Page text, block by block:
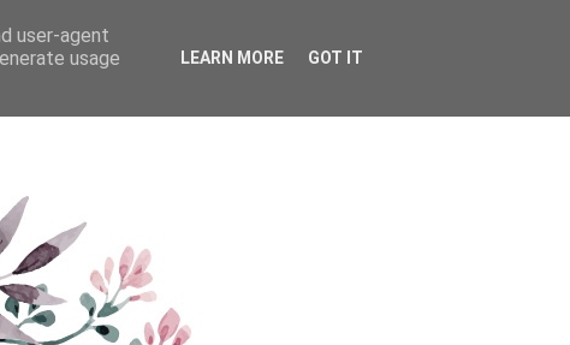
user-agent
usage
LEARN MORE GOT IT